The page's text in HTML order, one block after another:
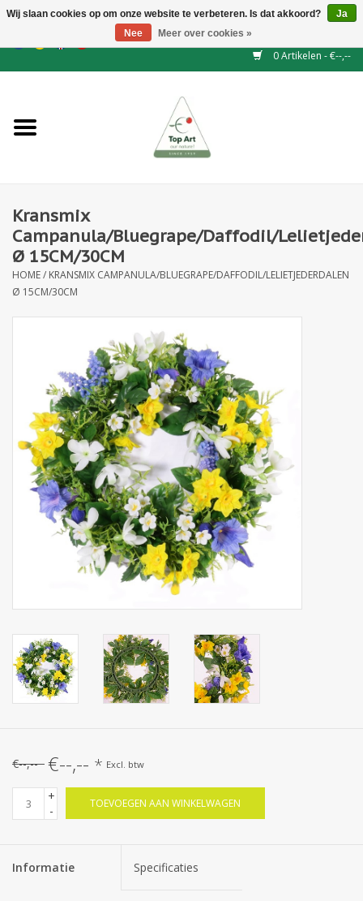
EUR/GBP/CHF
0 Artikelen - €--,--
NIEUW
Binderij
Kunstbloemen
Blad - en Bessentakken
Kunstfruit
Home deco
Kunstkransen
Kransmix
Campanula/Bluegrape/Daffodil/
Ø 15CM/30CM
HOME/ KRANSMIX CAMPANULA/BLUEGRAPE/DAFFODIL/LELIETJEDERDALEN
Ø 15CM/30CM
€--,-- €--,-- * Excl. btw
+
-
TOEVOEGEN AAN WINKELWAGEN
Informatie Specificaties
Wij slaan cookies op om onze website te verbeteren. Is dat akkoord?
Ja
Nee
Meer over cookies »